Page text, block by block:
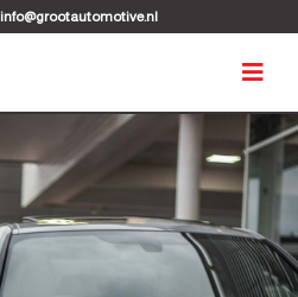
info@grootautomotive.nl